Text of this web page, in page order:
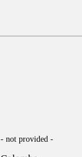
- not provided -